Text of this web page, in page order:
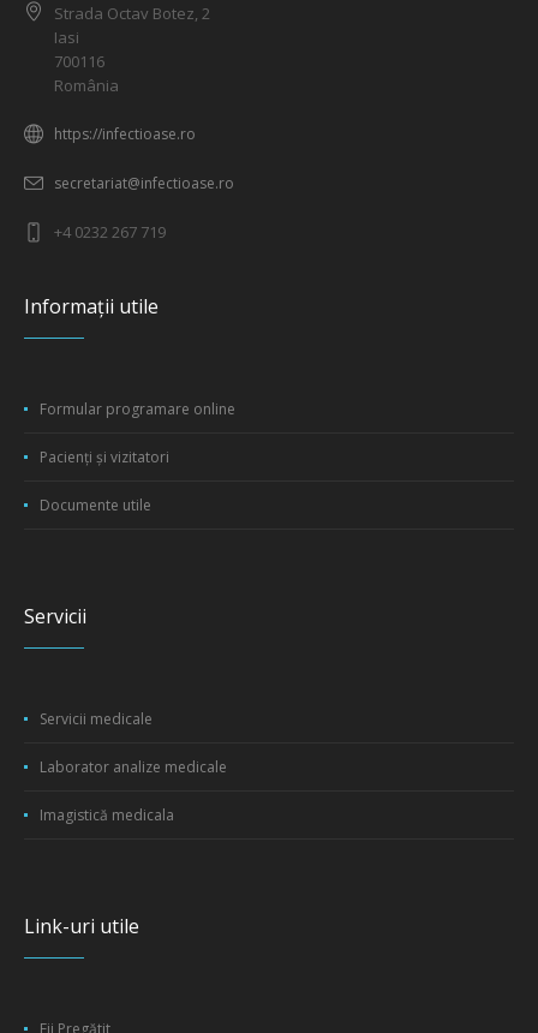
Strada Octav Botez, 2
Iasi
700116
România
https://infectioase.ro
secretariat@infectioase.ro
+4 0232 267 719
Informații utile
Formular programare online
Pacienți și vizitatori
Documente utile
Servicii
Servicii medicale
Laborator analize medicale
Imagistică medicala
Link-uri utile
Fii Pregătit